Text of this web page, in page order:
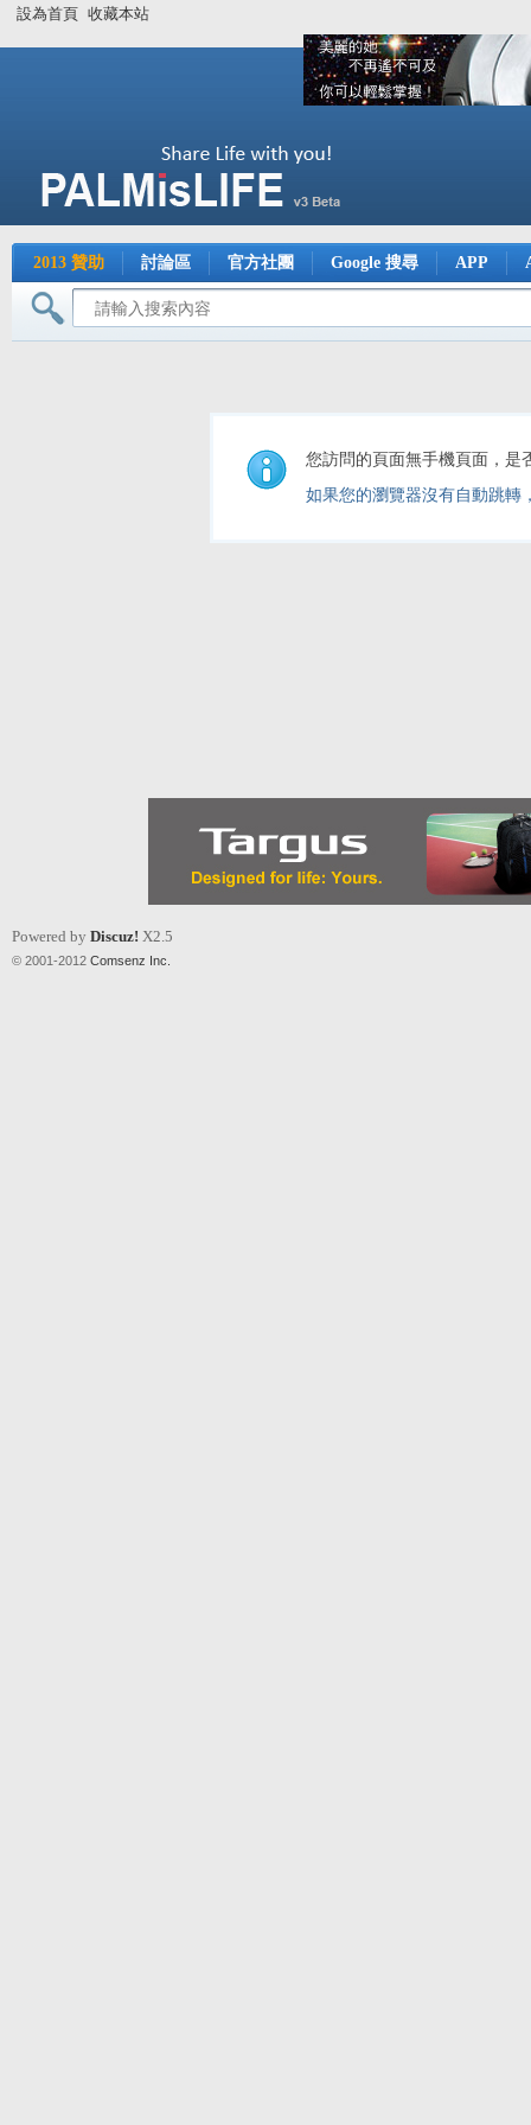
設為首頁 收藏本站
2013 贊助 討論區 官方社團 Google 搜尋 APP
您訪問的頁面無手機頁面，是
如果您的瀏覽器沒有自動跳轉
Powered by Discuz! X2.5
© 2001-2012 Comsenz Inc.